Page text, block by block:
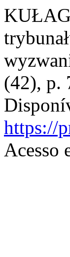
(42), p.
https://
Acesso